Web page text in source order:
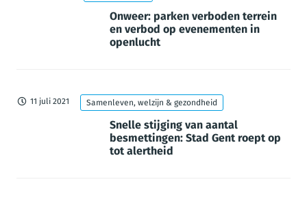
Onweer: parken verboden terrein
en verbod op evenementen in
openlucht
11 juli 2021 Samenleven, welzijn & gezondheid
Snelle stijging van aantal
besmettingen: Stad Gent roept op
tot alertheid